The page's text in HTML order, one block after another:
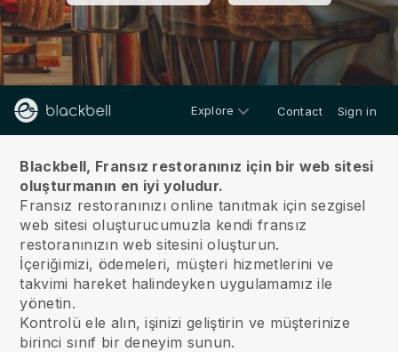
Explore Contact Sign in
Blackbell, Fransız restoranınız için bir web sitesi
oluşturmanın en iyi yoludur.
Fransız restoranınızı online tanıtmak için sezgisel
web sitesi oluşturucumuzla kendi fransız
restoranınızın web sitesini oluşturun.
İçeriğimizi, ödemeleri, müşteri hizmetlerini ve
takvimi hareket halindeyken uygulamamız ile
yönetin.
Kontrolü ele alın, işinizi geliştirin ve müşterinize
birinci sınıf bir deneyim sunun.